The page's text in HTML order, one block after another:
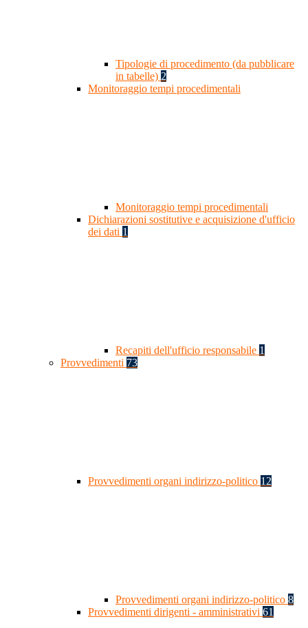
Tipologie di procedimento (da pubblicare
in tabelle) 2
Monitoraggio tempi procedimentali
Monitoraggio tempi procedimentali
Dichiarazioni sostitutive e acquisizione d'ufficio
dei dati 1
Recapiti dell'ufficio responsabile 1
Provvedimenti 73
Provvedimenti organi indirizzo-politico 12
Provvedimenti organi indirizzo-politico 8
Provvedimenti dirigenti - amministrativi 61